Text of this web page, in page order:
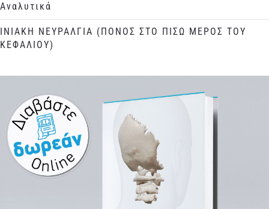
Αναλυτικά
ΙΝΙΑΚΗ ΝΕΥΡΑΛΓΙΑ (ΠΟΝΟΣ ΣΤΟ ΠΙΣΩ ΜΕΡΟΣ ΤΟΥ
ΚΕΦΑΛΙΟΥ)